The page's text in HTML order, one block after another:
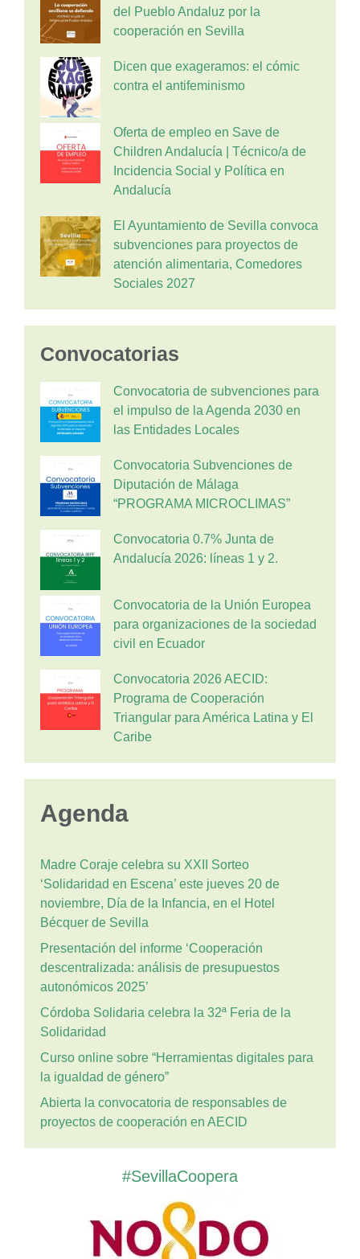
del Pueblo Andaluz por la
cooperación en Sevilla
Dicen que exageramos: el cómic
contra el antifeminismo
Oferta de empleo en Save de
Children Andalucía | Técnico/a de
Incidencia Social y Política en
Andalucía
El Ayuntamiento de Sevilla convoca
subvenciones para proyectos de
atención alimentaria, Comedores
Sociales 2027
Convocatorias
Convocatoria de subvenciones para
el impulso de la Agenda 2030 en
las Entidades Locales
Convocatoria Subvenciones de
Diputación de Málaga
“PROGRAMA MICROCLIMAS”
Convocatoria 0.7% Junta de
Andalucía 2026: líneas 1 y 2.
Convocatoria de la Unión Europea
para organizaciones de la sociedad
civil en Ecuador
Convocatoria 2026 AECID:
Programa de Cooperación
Triangular para América Latina y El
Caribe
Agenda
Madre Coraje celebra su XXII Sorteo
‘Solidaridad en Escena’ este jueves 20 de
noviembre, Día de la Infancia, en el Hotel
Bécquer de Sevilla
Presentación del informe ‘Cooperación
descentralizada: análisis de presupuestos
autonómicos 2025’
Córdoba Solidaria celebra la 32ª Feria de la
Solidaridad
Curso online sobre “Herramientas digitales para
la igualdad de género”
Abierta la convocatoria de responsables de
proyectos de cooperación en AECID
#SevillaCoopera